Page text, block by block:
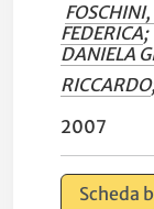
FEDERICA;
DANIELA
RICCARDO
2007
Scheda